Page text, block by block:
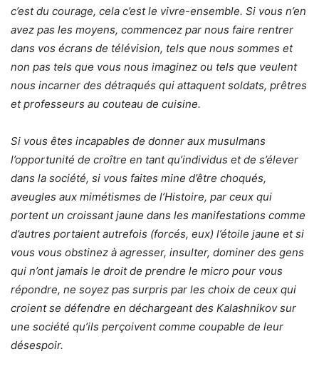
c’est du courage, cela c’est le vivre-ensemble. Si vous n’en
avez pas les moyens, commencez par nous faire rentrer
dans vos écrans de télévision, tels que nous sommes et
non pas tels que vous nous imaginez ou tels que veulent
nous incarner des détraqués qui attaquent soldats, prêtres
et professeurs au couteau de cuisine.
Si vous êtes incapables de donner aux musulmans
l’opportunité de croître en tant qu’individus et de s’élever
dans la société, si vous faites mine d’être choqués,
aveugles aux mimétismes de l’Histoire, par ceux qui
portent un croissant jaune dans les manifestations comme
d’autres portaient autrefois (forcés, eux) l’étoile jaune et si
vous vous obstinez à agresser, insulter, dominer des gens
qui n’ont jamais le droit de prendre le micro pour vous
répondre, ne soyez pas surpris par les choix de ceux qui
croient se défendre en déchargeant des Kalashnikov sur
une société qu’ils perçoivent comme coupable de leur
désespoir.